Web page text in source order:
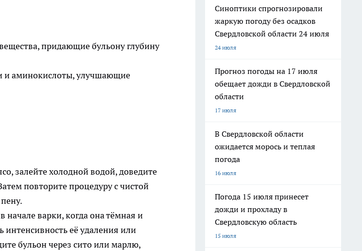
придающие бульону глубину
и аминокислоты, улучшающие
залейте холодной водой, доведите
повторите процедуру с чистой
начале варки, когда она тёмная и
её удаления или
бульон через сито или марлю,
Синоптики спрогнозировали
жаркую погоду без осадков
Свердловской области 24 июля
24 июля
Прогноз погоды на 17 июля
обещает дожди в Свердловской
области
17 июля
В Свердловской области
ожидается морось и теплая
погода
16 июля
Погода 15 июля принесет
дожди и прохладу в
Свердловскую область
15 июля